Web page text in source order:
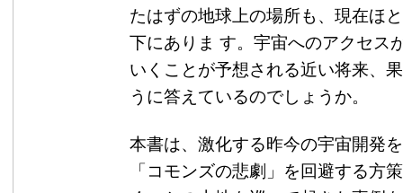
たはずの地球上の場所も、現在ほ
下にありま す。宇宙へのアクセス
いくことが予想される近い将来、
うに答えているのでしょうか。
本書は、激化する昨今の宇宙開発
「コモンズの悲劇」を回避する方